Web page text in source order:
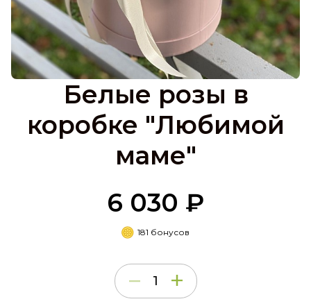
Белые розы в
коробке "Любимой
маме"
6 030 ₽
181 бонусов